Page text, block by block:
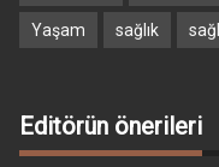
Yaşam sağlık
Editörün önerileri